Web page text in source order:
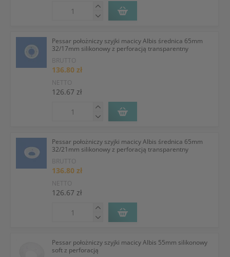
Pessar położniczy szyjki macicy Albis średnica 65mm
32/17mm silikonowy z perforacją transparentny
BRUTTO
136.80 zł
NETTO
126.67 zł
Pessar położniczy szyjki macicy Albis średnica 65mm
32/21mm silikonowy z perforacją transparentny
BRUTTO
136.80 zł
NETTO
126.67 zł
Pessar położniczy szyjki macicy Albis 55mm silikonowy
soft z perforacją